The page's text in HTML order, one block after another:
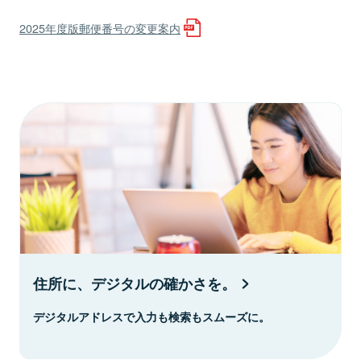
2025年度版郵便番号の変更案内
住所に、デジタルの確かさを。
デジタルアドレスで入力も検索もスムーズに。